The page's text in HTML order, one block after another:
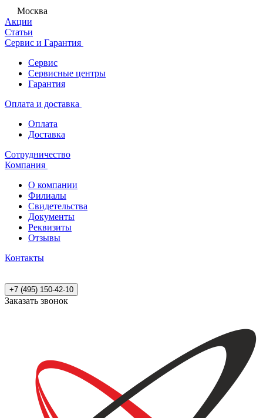
Москва
Акции
Статьи
Сервис и Гарантия
Сервис
Сервисные центры
Гарантия
Оплата и доставка
Оплата
Доставка
Сотрудничество
Компания
О компании
Филиалы
Свидетельства
Документы
Реквизиты
Отзывы
Контакты
+7 (495) 150-42-10
Заказать звонок